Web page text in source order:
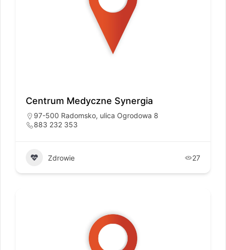
Centrum Medyczne Synergia
97-500 Radomsko, ulica Ogrodowa 8
883 232 353
Zdrowie 27